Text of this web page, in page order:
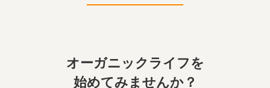
オーガニックライフを
始めてみませんか？